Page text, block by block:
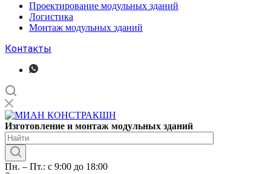
Проектирование модульных зданий
Логистика
Монтаж модульных зданий
Контакты
Изготовление и монтаж модульных зданий
Пн. – Пт.: с 9:00 до 18:00